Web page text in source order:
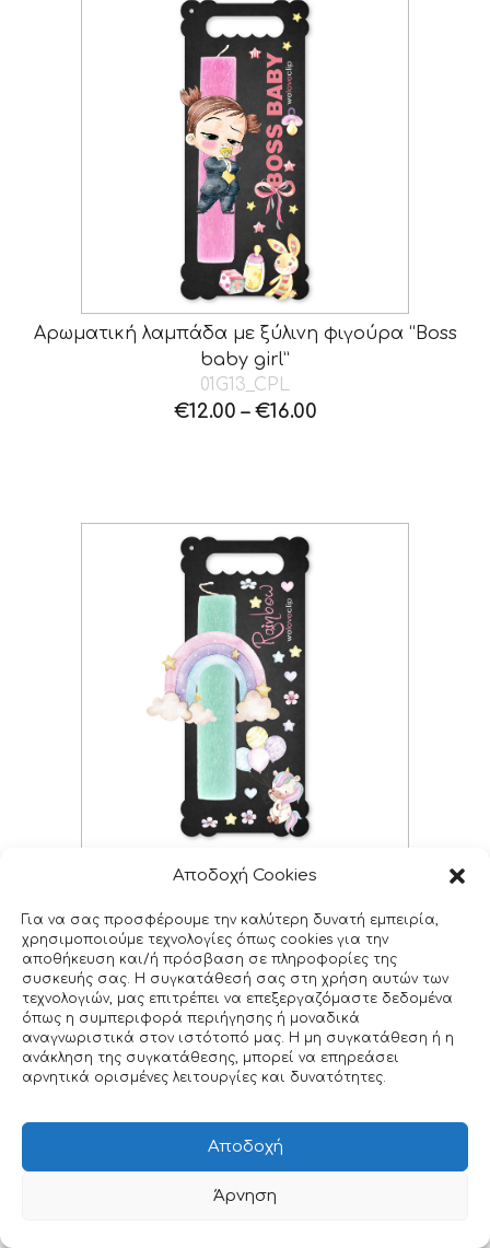
Αποδοχή Cookies
Για να σας προσφέρουμε την καλύτερη δυνατή εμπειρία,
χρησιμοποιούμε τεχνολογίες όπως cookies για την
αποθήκευση και/ή πρόσβαση σε πληροφορίες της
συσκευής σας. Η συγκατάθεσή σας στη χρήση αυτών των
τεχνολογιών, μας επιτρέπει να επεξεργαζόμαστε δεδομένα
όπως η συμπεριφορά περιήγησης ή μοναδικά
αναγνωριστικά στον ιστότοπό μας. Η μη συγκατάθεση ή η
ανάκληση της συγκατάθεσης, μπορεί να επηρεάσει
αρνητικά ορισμένες λειτουργίες και δυνατότητες.
Αποδοχή
Άρνηση
Αρωματική λαμπάδα με ξύλινη φιγούρα “Boss
baby girl”
01G13_CPL
€12.00 – €16.00
Αρωματική λαμπάδα με ξύλινη φιγούρα ουράνιο
01G17_CPL
€12.00 –€16.00